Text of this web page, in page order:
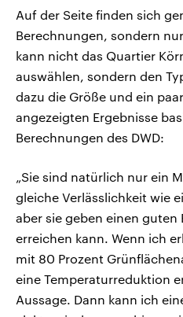
Auf der Seite finden sich
Berechnungen, sondern
kann nicht das Quartier
auswählen, sondern den
dazu die Größe und ein
angezeigten Ergebnisse
Berechnungen des DWD:
„Sie sind natürlich nur ein
gleiche Verlässlichkeit wie
aber sie geben einen guten
erreichen kann. Wenn ich
mit 80 Prozent
eine Temperaturreduktion
Aussage. Dann kann ich